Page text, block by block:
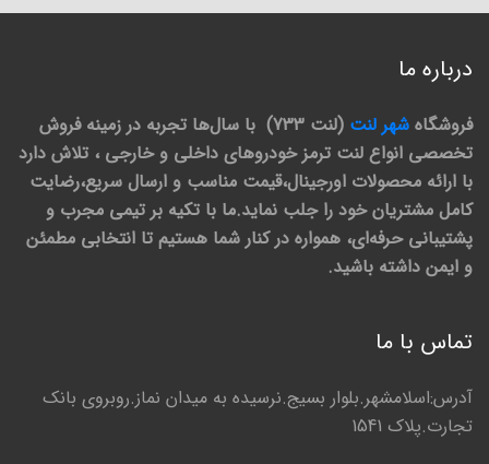
درباره ما
فروشگاه شهر لنت
(لنت 733) با سال‌ها تجربه در زمینه فروش
تخصصی انواع لنت ترمز خودروهای داخلی و خارجی ، تلاش دارد
با ارائه محصولات اورجینال،قیمت مناسب و ارسال سریع،رضایت
کامل مشتریان خود را جلب نماید.ما با تکیه بر تیمی مجرب و
پشتیبانی حرفه‌ای، همواره در کنار شما هستیم تا انتخابی مطمئن
و ایمن داشته باشید.
تماس با ما
آدرس:اسلامشهر.بلوار بسیج.نرسیده به میدان نماز.روبروی بانک
تجارت.پلاک 1541